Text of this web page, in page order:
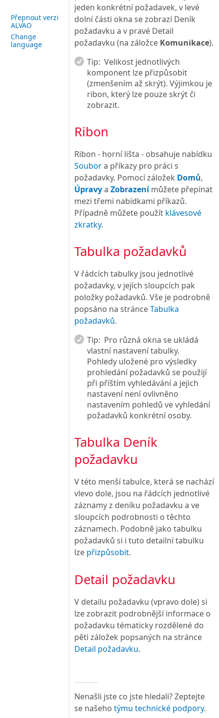
Přepnout verzi
ALVAO
Change
language
jeden konkrétní požadavek, v levé
dolní části okna se zobrazí Deník
požadavku a v pravé Detail
požadavku (na záložce Komunikace).
Tip: Velikost jednotlivých
komponent lze přizpůsobit
(zmenšením až skrýt). Výjimkou je
ribon, který lze pouze skrýt či
zobrazit.
Ribon
Ribon - horní lišta - obsahuje nabídku
Soubora příkazy pro práci s
požadavky. Pomocí záložek Domů,
Úpravya Zobrazenímůžete přepínat
mezi třemi nabídkami příkazů.
Případně můžete použít klávesové
zkratky.
Tabulka požadavků
V řádcích tabulky jsou jednotlivé
požadavky, v jejích sloupcích pak
položky požadavků. Vše je podrobně
popsáno na stránceTabulka
požadavků.
Tip: Pro různá okna se ukládá
vlastní nastavení tabulky.
Pohledy uložené pro výsledky
prohledání požadavků se použijí
při příštím vyhledávání a jejich
nastavení není ovlivněno
nastavením pohledů ve vyhledání
požadavků konkrétní osoby.
Tabulka Deník
požadavku
V této menší tabulce, která se nachází
vlevo dole, jsou na řádcích jednotlivé
záznamy z deníku požadavku a ve
sloupcích podrobnosti o těchto
záznamech. Podobně jako tabulku
požadavků si i tuto detailní tabulku
lze přizpůsobit.
Detail požadavku
V detailu požadavku (vpravo dole) si
lze zobrazit podrobnější informace o
požadavku tématicky rozdělené do
pěti záložek popsaných na stránce
Detail požadavku.
Nenašli jste co jste hledali? Zeptejte
se našeho týmu technické podpory.